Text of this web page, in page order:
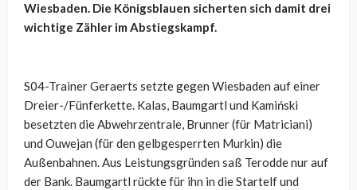
Wiesbaden. Die Königsblauen sicherten sich damit drei
wichtige Zähler im Abstiegskampf.
S04-Trainer Geraerts setzte gegen Wiesbaden auf einer
Dreier-/Fünferkette. Kalas, Baumgartl und Kamiński
besetzten die Abwehrzentrale, Brunner (für Matriciani)
und Ouwejan (für den gelbgesperrten Murkin) die
Außenbahnen. Aus Leistungsgründen saß Terodde nur auf
der Bank. Baumgartl rückte für ihn in die Startelf und